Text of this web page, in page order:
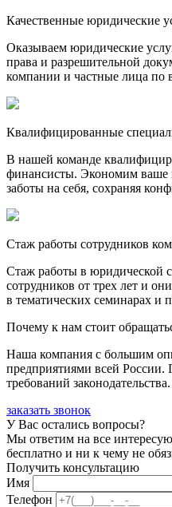
Качественные юридические
Оказываем юридические
права и разрешительной
компании и частные лица по
Квалифицированные
В нашей команде
финансисты. Экономим ваше
заботы на себя, сохраняя
Стаж работы сотрудников
Стаж работы в юридической
сотрудников от трех лет и
в тематических семинарах
Почему к нам стоит
Наша компания с большим
предприятиями всей России.
требований законодательства.
заказать звонок
У Вас остались вопросы?
Мы ответим на все
бесплатно и ни к чему не
Получить консультацию
Имя
Телефон